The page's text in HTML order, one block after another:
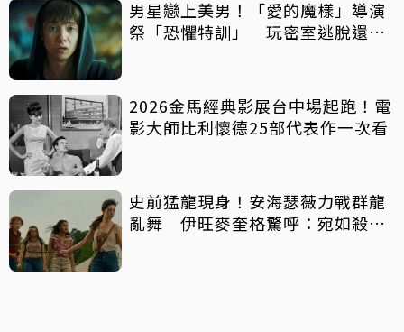
男星戀上美男！「愛的魔樣」導演
祭「恐懼特訓」 玩密室逃脫還得
2026金馬經典影展台中場起跑！電
影大師比利懷德25部代表作一次看
史前猛龍現身！安海瑟薇力戰群龍
亂舞 伊旺麥奎格驚呼：宛如殺人